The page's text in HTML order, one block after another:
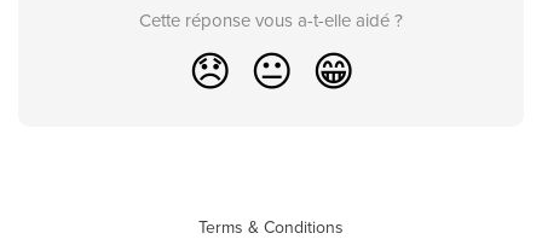
Cette réponse vous a-t-elle aidé ?
😞 😐 😁
Terms & Conditions